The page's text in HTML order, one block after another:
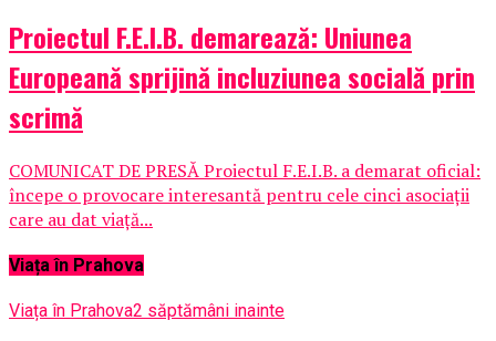
Proiectul F.E.I.B. demarează: Uniunea
Europeană sprijină incluziunea socială prin
scrimă
COMUNICAT DE PRESĂ Proiectul F.E.I.B. a demarat oficial:
începe o provocare interesantă pentru cele cinci asociații
care au dat viață...
Viața în Prahova
Viața în Prahova2 săptămâni inainte